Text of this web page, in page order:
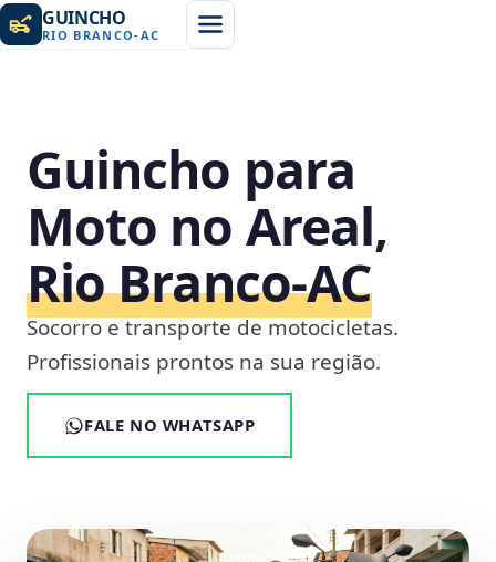
GUINCHO
RIO BRANCO-AC
Guincho para
Moto no Areal,
Rio Branco‑AC
Socorro e transporte de motocicletas.
Profissionais prontos na sua região.
FALE NO WHATSAPP